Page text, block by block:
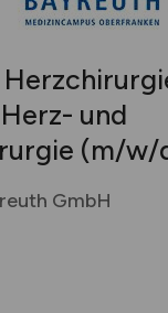
und
(m/w/
GmbH